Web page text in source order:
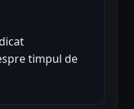
timpul de